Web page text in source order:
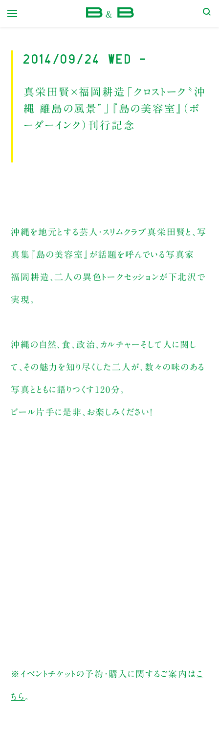
2014/09/24 Wed -
真栄田賢×福岡耕造「クロストーク〝沖
縄 離島の風景”」『島の美容室』（ボ
ーダーインク）刊行記念
沖縄を地元とする芸人・スリムクラブ真栄田賢と、写
真集『島の美容室』が話題を呼んでいる写真家
福岡耕造、二人の異色トークセッションが下北沢で
実現。
沖縄の自然、食、政治、カルチャーそして人に関し
て、その魅力を知り尽くした二人が、数々の味のある
写真とともに語りつくす120分。
ビール片手に是非、お楽しみください！
※イベントチケットの予約・購入に関するご案内は こ
ちら